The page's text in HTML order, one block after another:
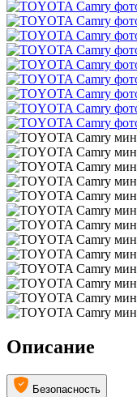
Описание
Безопасность